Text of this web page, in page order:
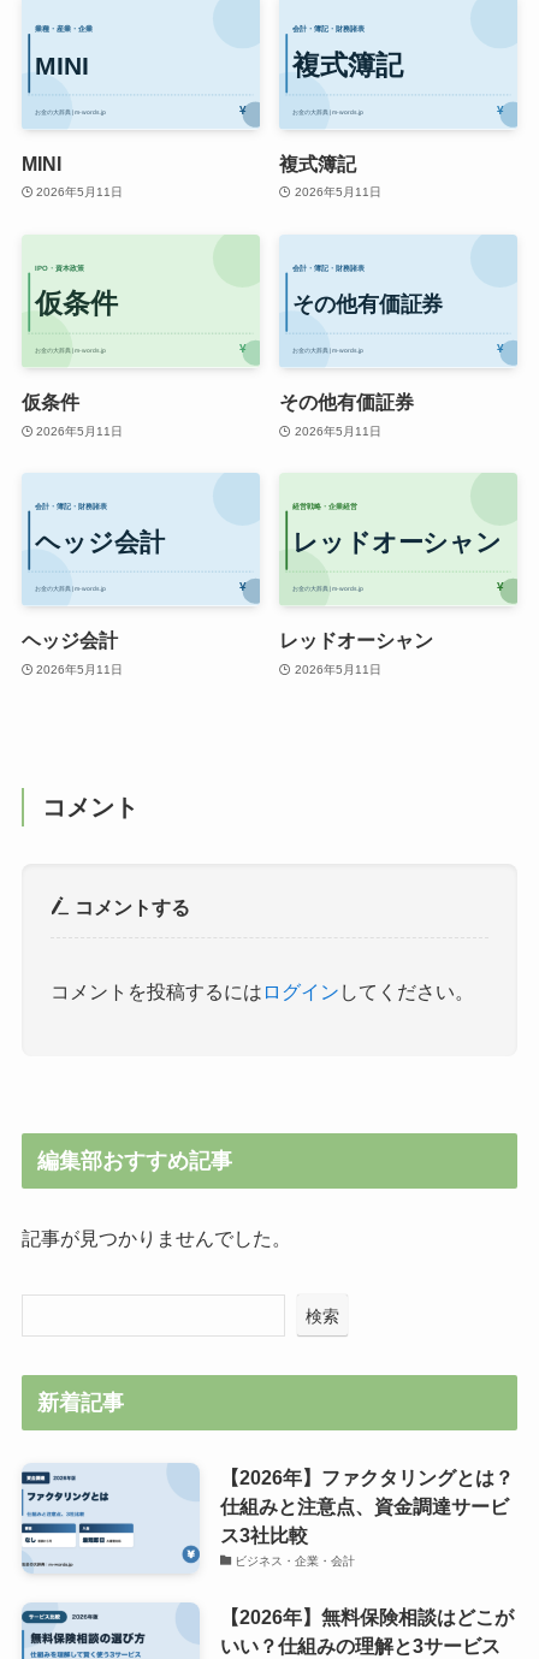
MINI
2026年5月11日
複式簿記
2026年5月11日
仮条件
2026年5月11日
その他有価証券
2026年5月11日
ヘッジ会計
2026年5月11日
レッドオーシャン
2026年5月11日
コメント
コメントする
コメントを投稿するには ログイン してください。
編集部おすすめ記事
記事が見つかりませんでした。
検索
新着記事
【2026年】ファクタリングとは？
仕組みと注意点、資金調達サービ
ス3社比較
ビジネス・企業・会計
【2026年】無料保険相談はどこが
いい？仕組みの理解と3サービス